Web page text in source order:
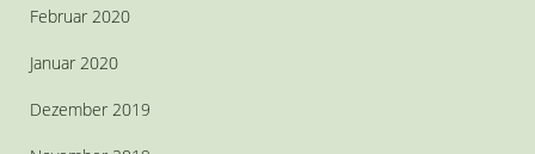
Februar 2020
Januar 2020
Dezember 2019